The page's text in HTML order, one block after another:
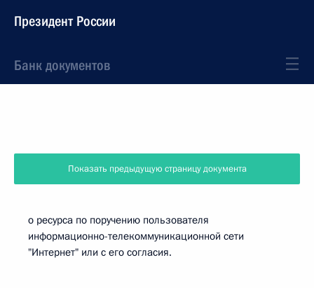
Президент России
Банк документов
Показать предыдущую страницу документа
о ресурса по поручению пользователя
информационно-телекоммуникационной сети
"Интернет" или с его согласия.